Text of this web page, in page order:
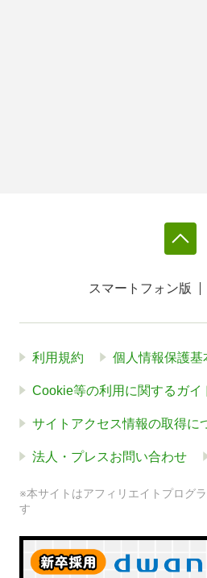
スマートフォン版
利用規約 個人情報保護基
Cookie等の利用に関するガイ
サイトアクセス情報の取得に
法人・プレスお問い合わせ
※本サイトはアフィリエイトプログ
す